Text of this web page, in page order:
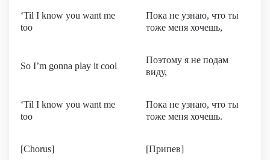
‘Til I know you want me
too
Пока не узнаю, что ты
тоже меня хочешь,
So I’m gonna play it cool
Поэтому я не подам
виду,
‘Til I know you want me
too
Пока не узнаю, что ты
тоже меня хочешь.
[Chorus] [Припев]